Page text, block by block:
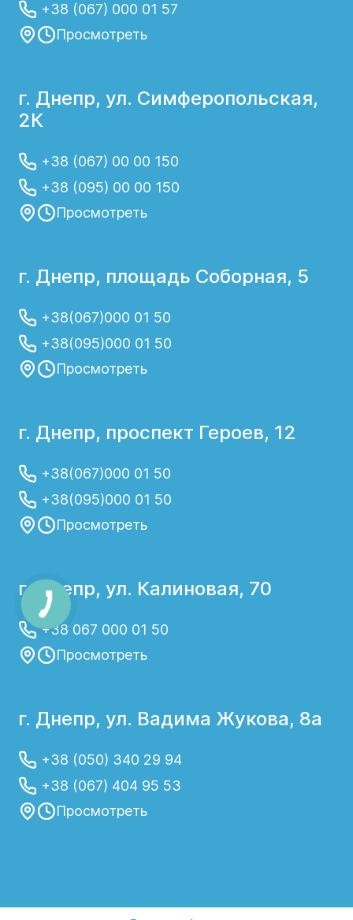
+38 (067) 000 01 57
Просмотреть
г. Днепр, ул. Симферопольская,
2К
+38 (067) 00 00 150
+38 (095) 00 00 150
Просмотреть
г. Днепр, площадь Соборная, 5
+38(067)000 01 50
+38(095)000 01 50
Просмотреть
г. Днепр, проспект Героев, 12
+38(067)000 01 50
+38(095)000 01 50
Просмотреть
г. Днепр, ул. Калиновая, 70
+38 067 000 01 50
Просмотреть
г. Днепр, ул. Вадима Жукова, 8а
+38 (050) 340 29 94
+38 (067) 404 95 53
Просмотреть